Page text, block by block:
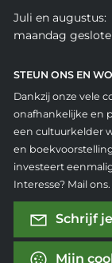
Juli en augustus:
maandag
STEUN ONS EN
Dankzij onze vele
onafhankelijke en
een cultuurkelder
en
investeert
Interesse? Mail ons.
Schrijf
Mijn